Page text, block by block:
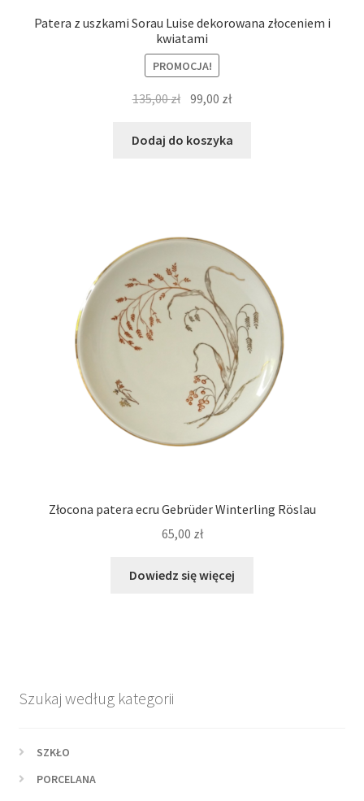
Patera z uszkami Sorau Luise dekorowana złoceniem i
kwiatami
PROMOCJA!
135,00zł Pierwotna
wynosiła:
99,00 złAktualna
wynosi:
Dodaj do koszyka
Złocona patera ecru Gebrüder Winterling Röslau
65,00 zł
Dowiedz się więcej
Szukaj według kategorii
SZKŁO
PORCELANA